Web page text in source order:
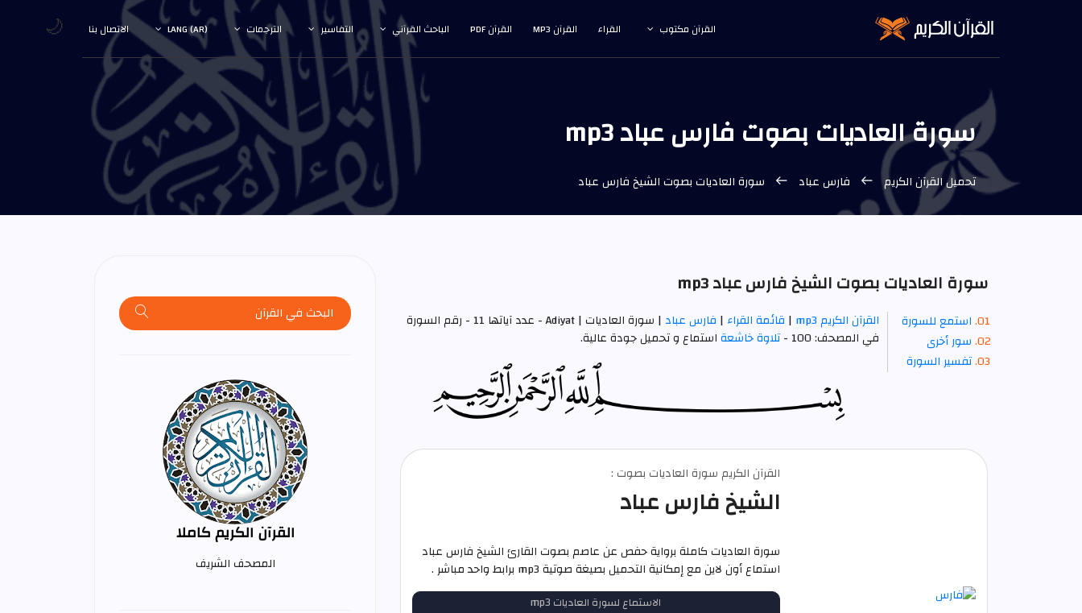
القرآن مكتوب القراء القرآن MP3 القرآن PDF الباحث القرآني التفاسير الترجمات LANG (AR) الاتصال بنا
سورة العاديات بصوت فارس عباد mp3
تحميل القرآن الكريم فارس عباد سورة العاديات بصوت الشيخ فارس عباد
سورة العاديات بصوت الشيخ فارس عباد mp3
استمع للسورة
سور أخرى
تفسير السورة
القرآن الكريم mp3 | قائمة القراء| فارس عباد
| سورة العاديات | Adiyat - عدد آياتها 11 - رقم السورة
في المصحف: 100 -
تلاوة خاشعةاستماع و تحميل جودة عالية.
القرآن الكريم سورة العاديات بصوت :
الشيخ فارس عباد
سورة العاديات كاملة برواية حفص عن عاصم بصوت القارئ الشيخ فارس عباد
استماع أون لاين مع إمكانية التحميل بصيغة صوتية mp3 برابط واحد مباشر .
الاستماع لسورة العاديات mp3
القرآن الكريم كاملا
المصحف الشريف
🌙